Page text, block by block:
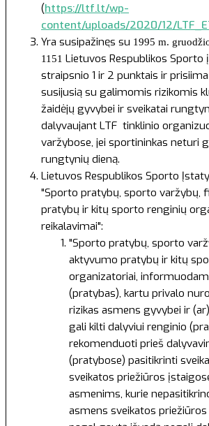
(https://ltf.lt/wp-
content/uploads/2020/12/
Yra susipažinęs su 1995 m.
1151 Lietuvos Respublikos Sporto
straipsnio 1 ir 2 punktais ir
susijusią su galimomis rizikomis
žaidėjų gyvybei ir sveikatai
dalyvaujant LTF tinklinio
varžybose, jei sportininkas neturi
rungtynių dieną.
Lietuvos Respublikos Sporto
"Sporto pratybų, sporto varžybų,
pratybų ir kitų sporto renginių
reikalavimai":
"Sporto pratybų, sporto
aktyvumo pratybų ir kitų
organizatoriai,
(pratybas), kartu privalo
rizikas asmens gyvybei ir
gali kilti dalyviui renginio
rekomenduoti prieš
(pratybose) pasitikrinti
sveikatos priežiūros
asmenims, kurie
asmens sveikatos